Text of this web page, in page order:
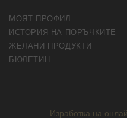
МОЯТ ПРОФИЛ
ИСТОРИЯ НА ПОРЪЧКИТЕ
ЖЕЛАНИ ПРОДУКТИ
БЮЛЕТИН
Изработка на